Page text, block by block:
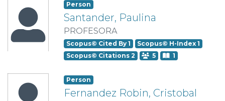
Person
Santander, Paulina
PROFESORA
Scopus© Cited By 1
Scopus© H-Index 1
Scopus© Citations 2
5 1
Person
Fernandez Robin, Cristobal